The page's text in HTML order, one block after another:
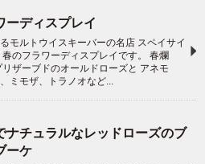
ーディスプレイ
モルトウイスキーバーの名店 スペイサイ
春のフラワーディスプレイです。 春爛
ザーブドのオールドローズと アネモ
ミモザ、トラノオなど...
ナチュラルなレッドローズのブ
ーケ